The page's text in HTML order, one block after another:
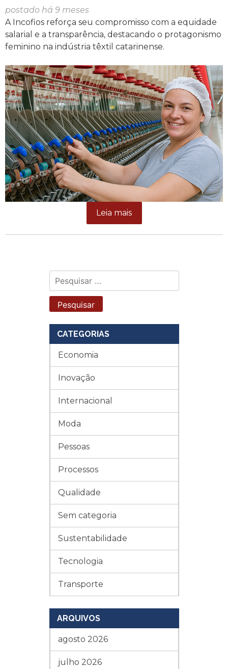
Pesquisar
por:
CATEGORIAS
Economia
Inovação
Internacional
Moda
Pessoas
Processos
Qualidade
Sem categoria
Sustentabilidade
Tecnologia
Transporte
ARQUIVOS
agosto 2026
julho 2026
postado há 9 meses
A Incofios reforça seu compromisso com a equidade
salarial e a transparência, destacando o protagonismo
feminino na indústria têxtil catarinense.
Leia mais